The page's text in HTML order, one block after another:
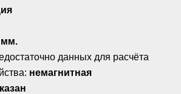
мм.
данных для расчёта
немагнитная